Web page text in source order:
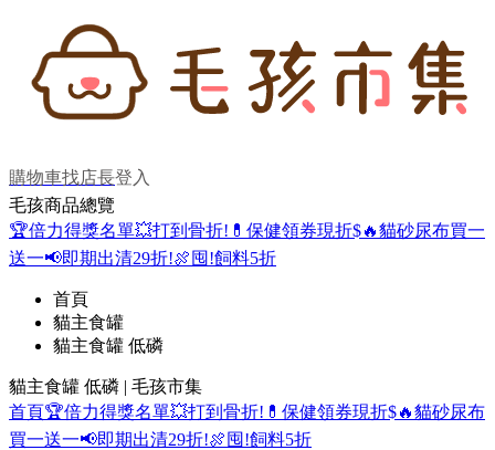
購物車找店長登入
毛孩商品總覽
🏆倍力得獎名單💥打到骨折! 💊保健領券現折$🔥貓砂尿布買一
送一📢即期出清29折!🍖囤!飼料5折
首頁
貓主食罐
貓主食罐 低磷
貓主食罐 低磷 | 毛孩市集
首頁🏆倍力得獎名單💥打到骨折! 💊保健領券現折$🔥貓砂尿布
買一送一📢即期出清29折!🍖囤!飼料5折